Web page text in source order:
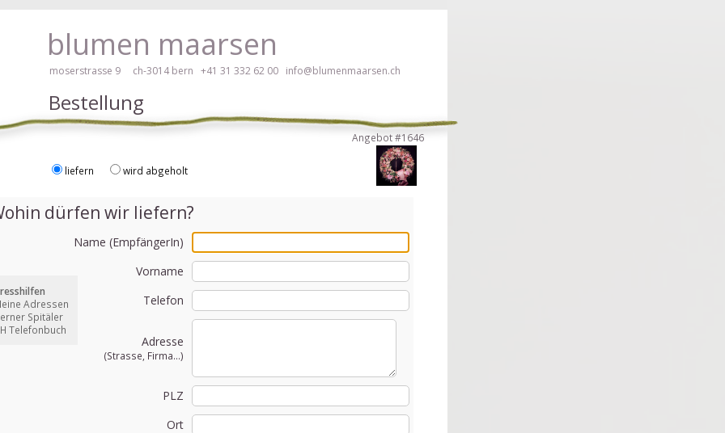
blumen maarsen
moserstrasse 9 ch-3014 bern +41 31 332 62 00 info@blumenmaarsen.ch
Blumen bestellen mit Screenreader oder Brailliezeile, bitte hier klicken!
Bestellung
dürfen wir liefern?
Name (EmpfängerIn)
Vorname
Telefon
Adresse
(Strasse, Firma...)
PLZ
Ort
Angebot #1646
liefern wird abgeholt
Adressen
Spitäler
Telefonbuch